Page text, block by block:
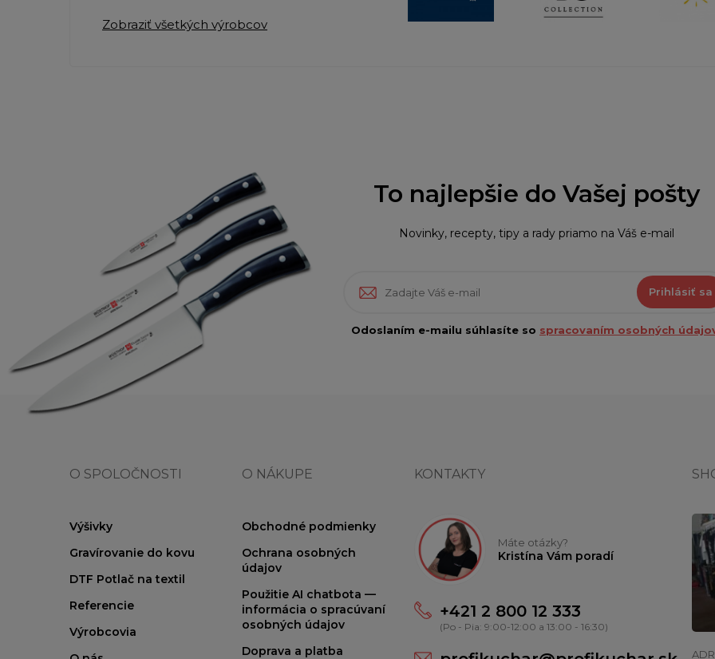
Zobraziť všetkých výrobcov
To najlepšie do Vašej pošty
Novinky, recepty, tipy a rady priamo na Váš e-mail
Prihlásiť sa
Odoslaním e-mailu súhlasíte so spracovaním osobných
O SPOLOČNOSTI
Výšivky
Gravírovanie do kovu
DTF Potlač na textil
Referencie
Výrobcovia
O NÁKUPE
Obchodné podmienky
Ochrana osobných
údajov
Použitie AI chatbota —
informácia o spracúvaní
osobných údajov
Doprava a platba
KONTAKTY
Máte otázky?
Kristína Vám poradí
+421 2 800 12 333
(Po - Pia: 9:00-12:00 a 13:00 - 16:30)